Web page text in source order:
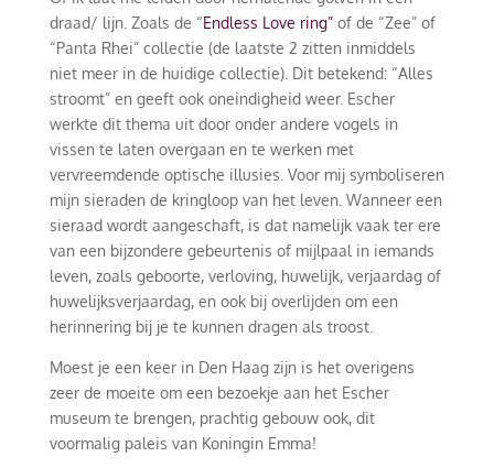
draad/ lijn. Zoals de “Endless Love ring” of de “Zee” of
“Panta Rhei” collectie (de laatste 2 zitten inmiddels
niet meer in de huidige collectie). Dit betekend: “Alles
stroomt” en geeft ook oneindigheid weer. Escher
werkte dit thema uit door onder andere vogels in
vissen te laten overgaan en te werken met
vervreemdende optische illusies. Voor mij symboliseren
mijn sieraden de kringloop van het leven. Wanneer een
sieraad wordt aangeschaft, is dat namelijk vaak ter ere
van een bijzondere gebeurtenis of mijlpaal in iemands
leven, zoals geboorte, verloving, huwelijk, verjaardag of
huwelijksverjaardag, en ook bij overlijden om een
herinnering bij je te kunnen dragen als troost.
Moest je een keer in Den Haag zijn is het overigens
zeer de moeite om een bezoekje aan het Escher
museum te brengen, prachtig gebouw ook, dit
voormalig paleis van Koningin Emma!